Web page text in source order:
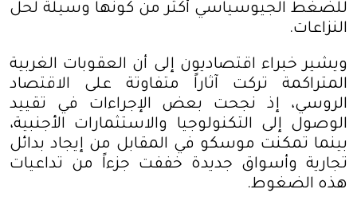
للضغط الجيوسياسي أكثر من كونها وسيلة لحل
النزاعات.
ويشير خبراء اقتصاديون إلى أن العقوبات الغربية
المتراكمة تركت آثاراً متفاوتة على الاقتصاد
الروسي، إذ نجحت بعض الإجراءات في تقييد
الوصول إلى التكنولوجيا والاستثمارات الأجنبية،
بينما تمكنت موسكو في المقابل من إيجاد بدائل
تجارية وأسواق جديدة خففت جزءاً من تداعيات
هذه الضغوط.